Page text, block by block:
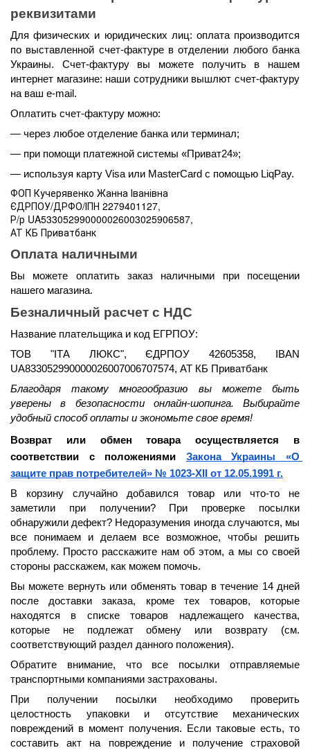
реквизитами
Для физических и юридических лиц: оплата производится
по выставленной счет-фактуре в отделении любого банка
Украины. Счет-фактуру вы можете получить в нашем
интернет магазине: наши сотрудники вышлют счет-фактуру
на ваш e-mail.
Оплатить счет-фактуру можно:
— через любое отделение банка или терминал;
— при помощи платежной системы «Приват24»;
— используя карту Visa или MasterCard с помощью LiqPay.
ФОП Кучерявенко Жанна Іванівна
ЄДРПОУ/ДРФО/ІПН 2279401127,
Р/р UA533052990000026003025906587,
АТ КБ Приватбанк
Оплата наличными
Вы можете оплатить заказ наличными при посещении
нашего магазина.
Безналичный расчет с НДС
Название плательщика и код ЕГРПОУ:
ТОВ "ІТА ЛЮКС", ЄДРПОУ 42605358, IBAN
UA833052990000026007006707574, АТ КБ Приватбанк
Благодаря такому многообразию вы можете быть
уверены в безопасности онлайн-шопинга. Выбирайте
удобный способ оплаты и экономьте свое время!
Возврат или обмен товара осуществляется в
соответствии с положениями Закона Украины «О
защите прав потребителей» № 1023-XII от 12.05.1991 г.
В корзину случайно добавился товар или что-то не
заметили при получении? При проверке посылки
обнаружили дефект? Недоразумения иногда случаются, мы
все понимаем и делаем все возможное, чтобы решить
проблему. Просто расскажите нам об этом, а мы со своей
стороны расскажем, как можем помочь.
Вы можете вернуть или обменять товар в течение 14 дней
после доставки заказа, кроме тех товаров, которые
находятся в списке товаров надлежащего качества,
которые не подлежат обмену или возврату (см.
соответствующий раздел данного положения).
Обратите внимание, что все посылки отправляемые
транспортными компаниями застрахованы.
При получении посылки необходимо проверить
целостность упаковки и отсутствие механических
повреждений в момент получения. Если таковые есть, то
составить акт на повреждение и получение страховой